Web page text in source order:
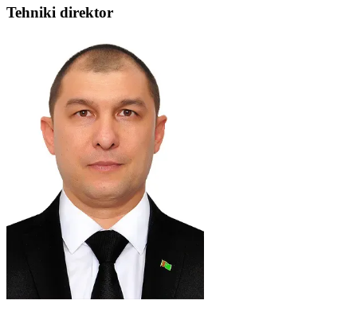
Tehniki direktor